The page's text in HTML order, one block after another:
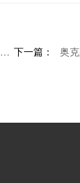
下一篇： 奥克